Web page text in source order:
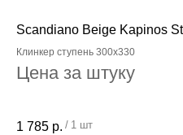
Scandiano Beige Kapinos
Клинкер ступень 300x330
Цена за штуку
1 785 р. / 1 шт